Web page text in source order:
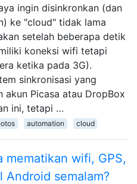
ingin disinkronkan (dan
ke "cloud" tidak lama
setelah beberapa detik
koneksi wifi tetapi
ketika pada 3G).
sinkronisasi yang
akun Picasa atau DropBox
ini, tetapi …
automation cloud
mematikan wifi, GPS,
Android semalam?